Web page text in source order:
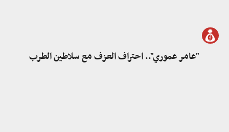
"عامر عموري".. احتراف العزف مع سلاطين الطرب